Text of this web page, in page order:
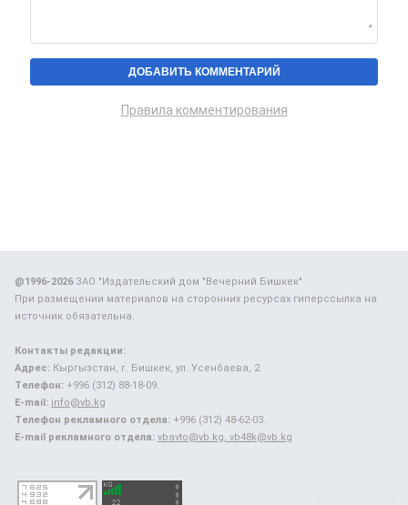
Правила комментирования
@1996-2026ЗАО "Издательский дом "Вечерний Бишкек"
При размещении материалов на сторонних ресурсах гиперссылка на
источник обязательна.
Контакты редакции:
Адрес: Кыргызстан, г. Бишкек, ул. Усенбаева, 2.
Телефон: +996 (312) 88-18-09.
E-mail: info@vb.kg
Телефон рекламного отдела: +996 (312) 48-62-03.
E-mail рекламного отдела: vbavto@vb.kg, vb48k@vb.kg